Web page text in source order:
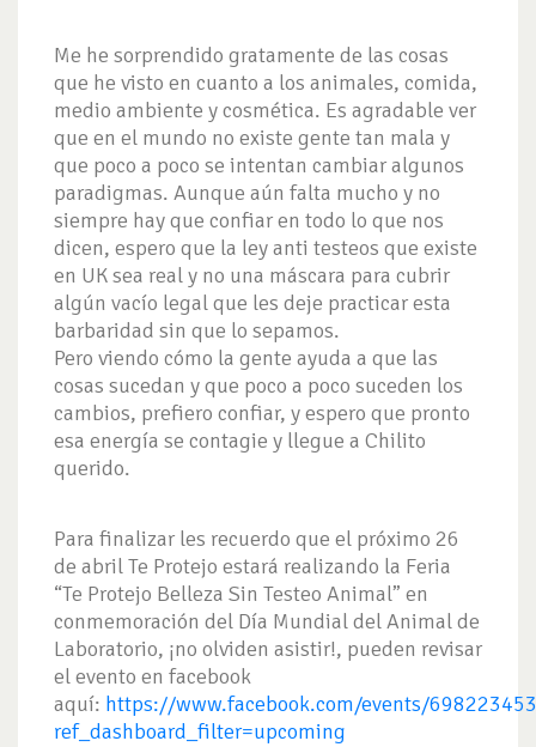
Me he sorprendido gratamente de las cosas
que he visto en cuanto a los animales, comida,
medio ambiente y cosmética. Es agradable ver
que en el mundo no existe gente tan mala y
que poco a poco se intentan cambiar algunos
paradigmas. Aunque aún falta mucho y no
siempre hay que confiar en todo lo que nos
dicen, espero que la ley anti testeos que existe
en UK sea real y no una máscara para cubrir
algún vacío legal que les deje practicar esta
barbaridad sin que lo sepamos.
Pero viendo cómo la gente ayuda a que las
cosas sucedan y que poco a poco suceden los
cambios, prefiero confiar, y espero que pronto
esa energía se contagie y llegue a Chilito
querido.
Para finalizar les recuerdo que el próximo 26
de abril Te Protejo estará realizando la Feria
“Te Protejo Belleza Sin Testeo Animal” en
conmemoración del Día Mundial del Animal de
Laboratorio, ¡no olviden asistir!, pueden revisar
el evento en facebook
aquí: https://www.facebook.com/events/
ref_dashboard_filter=upcoming